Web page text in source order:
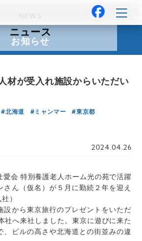
ニュース
お知らせ
材が受入れ施設からいただい
北海道 ミャンマー 東京都
2024.04.26
会 特別養護老人ホーム光の苑で活躍
さん（仮名）が５月に勤続２年を迎え
）
設から東京旅行のプレゼントをいただ
社へ来社しました。東京に遊びに来た
、ビルの高さや北海道との街並みの違